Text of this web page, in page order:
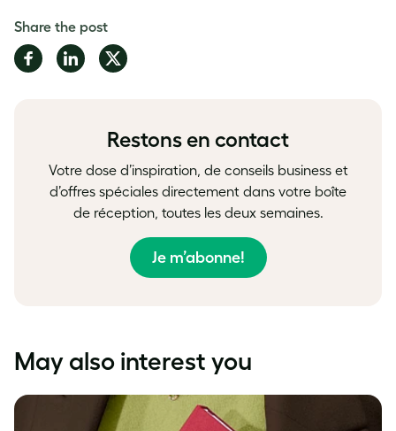
Share the post
Share
on
Share
on
Share
on
Restons en contact
Votre dose d’inspiration, de conseils business et
d’offres spéciales directement dans votre boîte
de réception, toutes les deux semaines.
Je m’abonne!
May also interest you